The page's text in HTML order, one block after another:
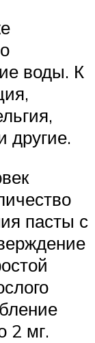
воды. К
другие.
пасты с
2 мг.